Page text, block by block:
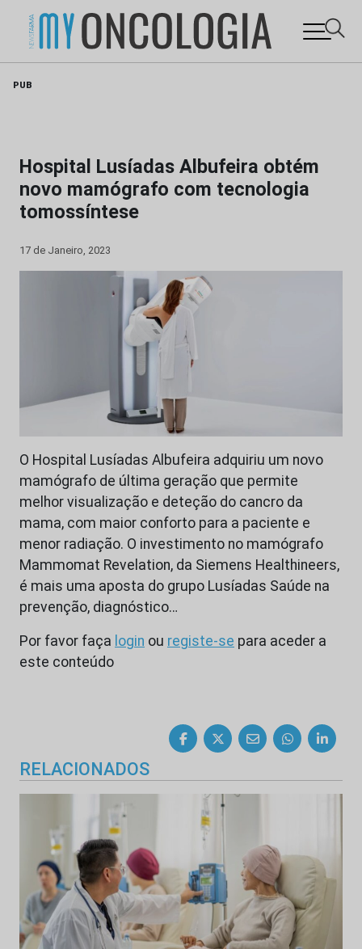
PUB
Hospital Lusíadas Albufeira obtém
novo mamógrafo com tecnologia
tomossíntese
17 de Janeiro, 2023
O Hospital Lusíadas Albufeira adquiriu um novo
mamógrafo de última geração que permite
melhor visualização e deteção do cancro da
mama, com maior conforto para a paciente e
menor radiação. O investimento no mamógrafo
Mammomat Revelation, da Siemens Healthineers,
é mais uma aposta do grupo Lusíadas Saúde na
prevenção, diagnóstico…
Por favor faça login ou registe-se para aceder a
este conteúdo
RELACIONADOS